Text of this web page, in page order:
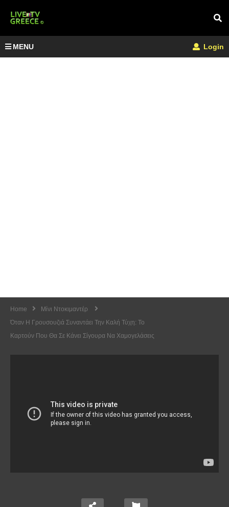
MENU Login
Home
Μίνι Ντοκιμαντέρ
Όταν Η Γρουσουζιά Συναντάει Την Καλή Τύχη: Το
Καρτούν Που Θα Σε Κάνει Σίγουρα Να Χαμογελάσεις